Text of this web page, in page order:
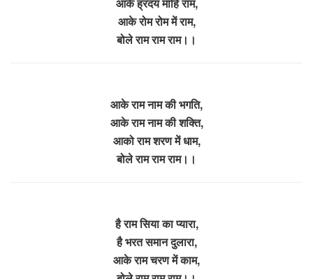
आके रोम रोम में राम,
बोले राम राम राम।।
आके राम नाम की भगति,
आके राम नाम की शक्ति,
आको राम शरण में धाम,
बोले राम राम राम।।
है राम सिया का प्यारा,
है भरत समान दुलारा,
आके राम चरण में काम,